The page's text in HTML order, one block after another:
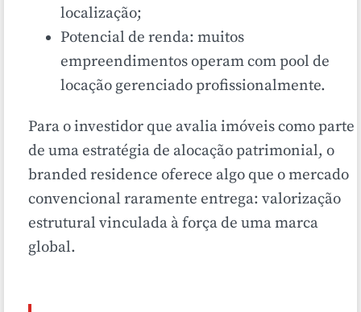
localização;
Potencial de renda: muitos
empreendimentos operam com pool de
locação gerenciado profissionalmente.
Para o investidor que avalia imóveis como parte
de uma estratégia de alocação patrimonial, o
branded residence oferece algo que o mercado
convencional raramente entrega: valorização
estrutural vinculada à força de uma marca
global.